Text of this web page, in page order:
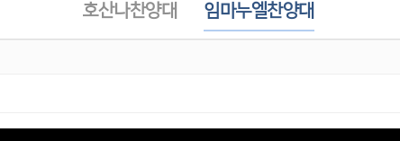
호산나찬양대 임마누엘찬양대